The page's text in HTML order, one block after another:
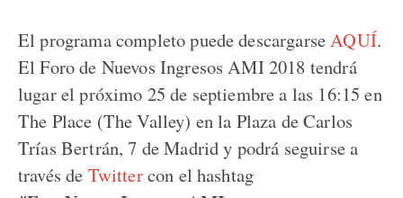
El programa completo puede descargarseAQUÍ.
El Foro de Nuevos Ingresos AMI 2018 tendrá
lugar el próximo 25 de septiembre a las 16:15 en
The Place (The Valley) en la Plaza de Carlos
Trías Bertrán, 7 de Madrid y podrá seguirse a
través de Twittercon el hashtag